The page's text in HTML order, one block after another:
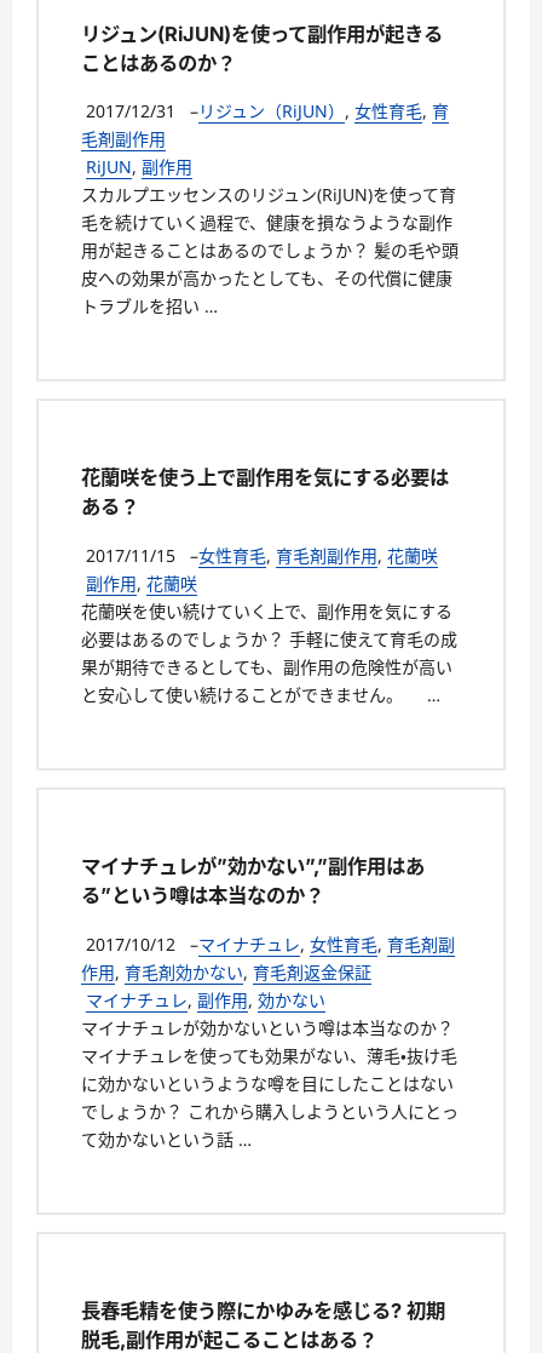
リジュン(RiJUN)を使って副作用が起きる
ことはあるのか？
2017/12/31 –リジュン（RiJUN） , 女性育毛, 育
毛剤副作用
RiJUN, 副作用
スカルプエッセンスのリジュン(RiJUN)を使って育
毛を続けていく過程で、健康を損なうような副作
用が起きることはあるのでしょうか？ 髪の毛や頭
皮への効果が高かったとしても、その代償に健康
トラブルを招い …
花蘭咲を使う上で副作用を気にする必要は
ある？
2017/11/15 –女性育毛, 育毛剤副作用, 花蘭咲
副作用, 花蘭咲
花蘭咲を使い続けていく上で、副作用を気にする
必要はあるのでしょうか？ 手軽に使えて育毛の成
果が期待できるとしても、副作用の危険性が高い
と安心して使い続けることができません。 …
マイナチュレが”効かない”,”副作用はあ
る”という噂は本当なのか？
2017/10/12 –マイナチュレ, 女性育毛, 育毛剤副
作用, 育毛剤効かない, 育毛剤返金保証
マイナチュレ, 副作用, 効かない
マイナチュレが効かないという噂は本当なのか？
マイナチュレを使っても効果がない、薄毛・抜け毛
に効かないというような噂を目にしたことはない
でしょうか？ これから購入しようという人にとっ
て効かないという話 …
長春毛精を使う際にかゆみを感じる? 初期
脱毛,副作用が起こることはある？